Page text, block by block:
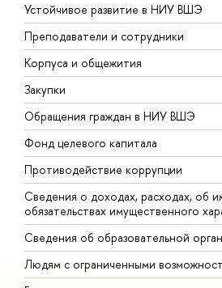
Устойчивое развитие в НИУ ВШЭ
Преподаватели и сотрудники
Корпуса и общежития
Закупки
Обращения граждан в НИУ ВШЭ
Фонд целевого капитала
Противодействие коррупции
Сведения о доходах, расходах, об
обязательствах имущественного
Сведения об образовательной
Людям с ограниченными